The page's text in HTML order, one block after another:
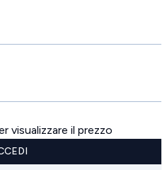
visualizzare il prezzo